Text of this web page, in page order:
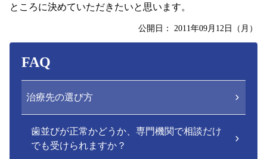
ところに決めていただきたいと思います。
公開日： 2011年09月12日（月）
FAQ
治療先の選び方
歯並びが正常かどうか、専門機関で相談だけ
でも受けられますか？